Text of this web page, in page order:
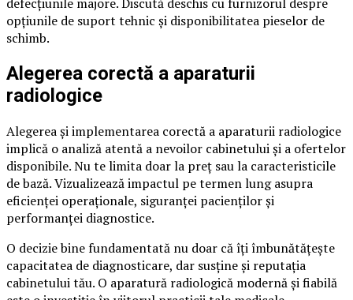
defecțiunile majore. Discută deschis cu furnizorul despre
opțiunile de suport tehnic și disponibilitatea pieselor de
schimb.
Alegerea corectă a aparaturii
radiologice
Alegerea și implementarea corectă a aparaturii radiologice
implică o analiză atentă a nevoilor cabinetului și a ofertelor
disponibile. Nu te limita doar la preț sau la caracteristicile
de bază. Vizualizează impactul pe termen lung asupra
eficienței operaționale, siguranței pacienților și
performanței diagnostice.
O decizie bine fundamentată nu doar că îți îmbunătățește
capacitatea de diagnosticare, dar susține și reputația
cabinetului tău. O aparatură radiologică modernă și fiabilă